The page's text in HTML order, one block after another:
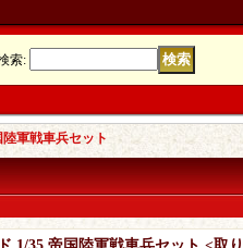
索:
軍戦車兵セット